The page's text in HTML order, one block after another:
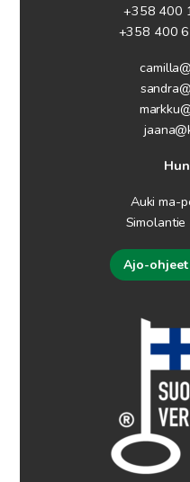
+358 400
+358 400
Auki ma-
Ajo-